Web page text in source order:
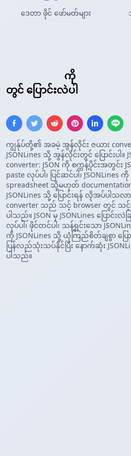
ကို
တွင် ပြောင်းလဲပါ
ကျွန်ုပ်တို့၏ အခမဲ့ အွန်လိုင်း ဇယား
JSONLines သို့ အွန်လိုင်းတွင် ပြောင်းပါ။
converter: JSON ကို စက္ကန့်ပိုင်းအတွင်း
paste လုပ်ပါ၊ ပြင်ဆင်ပါ၊ JSONLines
spreadsheet သို့မဟုတ်
JSONLines သို့ ပြောင်းရန် လိုအပ်ပါသ
converter သည် သင့် browser တွင်
ပါသည်။ JSON မှ JSONLines ပြောင်
လုပ်ပါ၊ ဖိုင်တင်ပါ၊ သန့်ရှင်းသော
ကို JSONLines သို့ ယုံကြည်စိတ်ချစွာ ပြော
ပြန်လည်သုံးသပ်နိုင်ပြီး နောက်ဆုံး
ပါသည်။
ဒေတာ ဖိုင် ဖော်မတ်များ